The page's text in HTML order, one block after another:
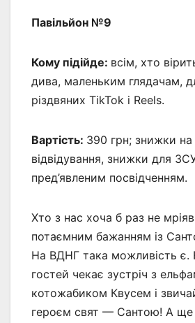
Павільйон №9
Кому підійде: всім, хто
дива, маленьким глядачам,
різдвяних TikTok і Reels.
Вартість: 390 грн; знижки на
відвідування, знижки для
пред’явленим посвідченням.
Хто з нас хоча б раз не
потаємним бажанням із
На ВДНГ така можливість є.
гостей чекає зустріч з
котожабиком Квусем і
героєм свят — Сантою! А